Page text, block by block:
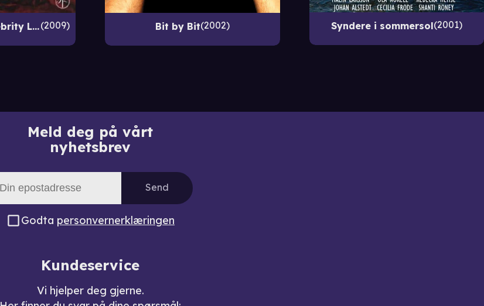
Scenes from a Celebrity Life 2009 Bit by Bit 2002 Syndere i sommersol 2001
Meld deg på vårt
nyhetsbrev
Send
Godta personvernerklæringen
Kundeservice
Vi hjelper deg gjerne.